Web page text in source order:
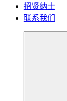
招贤纳士
联系我们